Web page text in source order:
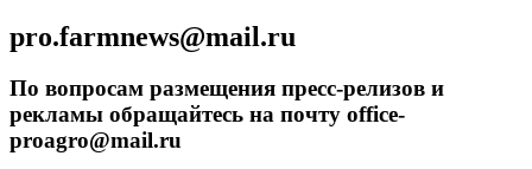
pro.farmnews@mail.ru
По вопросам размещения пресс-релизов и
рекламы обращайтесь на почту office-
proagro@mail.ru